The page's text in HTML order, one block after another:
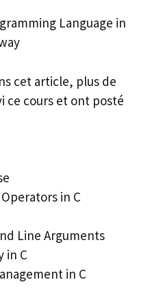
Language in
cet article, plus de
ce cours et ont posté
in C
Line Arguments
in C
in C